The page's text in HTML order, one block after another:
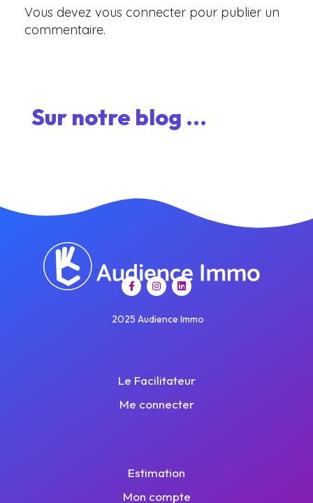
Vous devez vous connecter pour publier un
commentaire.
Sur notre blog ...
2025 Audience Immo
Le Facilitateur
Me connecter
Estimation
Mon compte